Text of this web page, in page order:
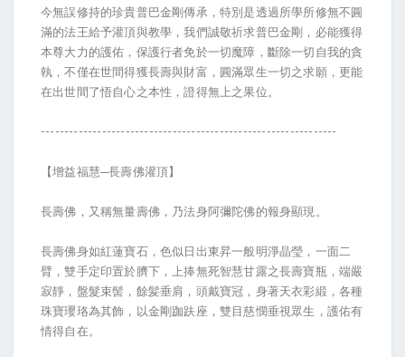
今無誤修持的珍貴普巴金剛傳承，特別是透過所學所修無不圓
滿的法王給予灌頂與教學，我們誠敬祈求普巴金剛，必能獲得
本尊大力的護佑，保護行者免於一切魔障，斷除一切自我的貪
執，不僅在世間得獲長壽與財富，圓滿眾生一切之求願，更能
在出世間了悟自心之本性，證得無上之果位。
---------------------------------------------------------------
【增益福慧─長壽佛灌頂】
長壽佛，又稱無量壽佛，乃法身阿彌陀佛的報身顯現。
長壽佛身如紅蓮寶石，色似日出東昇一般明淨晶瑩，一面二
臂，雙手定印置於臍下，上捧無死智慧甘露之長壽寶瓶，端嚴
寂靜，盤髮束髻，餘髪垂肩，頭戴寶冠，身著天衣彩緞，各種
珠寶瓔珞為其飾，以金剛跏趺座，雙目慈憫垂視眾生，護佑有
情得自在。